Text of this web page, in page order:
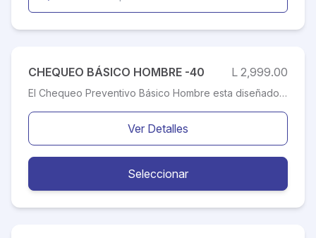
CHEQUEO BÁSICO HOMBRE -40 L 2,999.00
El Chequeo Preventivo Básico Hombre esta diseñado para hombres menores de los 40 años; el destinado para adelantarse a eventos que pongan en precario la salud de una personas en máximo nivel de esfuerzo y/o detectar a tiempo enfermedades, lo que permitirá tomar los correctivos y/o tratamientos que el o los especialistas le recomienden para así tener una vida más saludable.
Ver Detalles
Seleccionar